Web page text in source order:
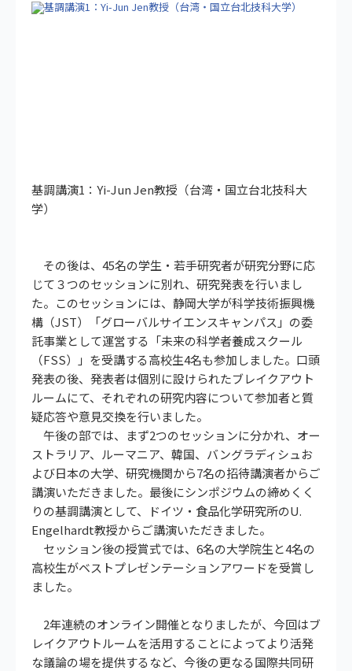
基調講演1：Yi-Jun Jen教授（台湾・国立台北技科大
学）
その後は、45名の学生・若手研究者が研究分野に応
じて３つのセッションに別れ、研究発表を行いまし
た。このセッションには、静岡大学が科学技術振興機
構（JST）「グローバルサイエンスキャンパス」の委
託事業として運営する「未来の科学者養成スクール
（FSS）」を受講する高校生4名も参加しました。口頭
発表の後、発表者は個別に設けられたブレイクアウト
ルームにて、それぞれの研究内容について参加者と質
疑応答や意見交換を行いました。
午後の部では、まず2つのセッションに分かれ、オー
ストラリア、ルーマニア、韓国、バングラディシュお
よび日本の大学、研究機関から7名の招待講演者からご
講演いただきました。最後にシンポジウムの締めくく
りの基調講演として、ドイツ・食品化学研究所のU.
Engelhardt教授からご講演いただきました。
セッション後の授賞式では、6名の大学院生と4名の
高校生がベストプレゼンテーションアワードを受賞し
ました。
2年連続のオンライン開催となりましたが、今回はブ
レイクアウトルームを活用することによってより活発
な議論の場を提供するなど、今後の更なる国際共同研